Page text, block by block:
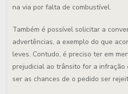
na via por falta de combustível.
Também é possível solicitar a
advertências, a exemplo do que
leves. Contudo, é preciso ter em
prejudicial ao trânsito for a infração
ser as chances de o pedido ser